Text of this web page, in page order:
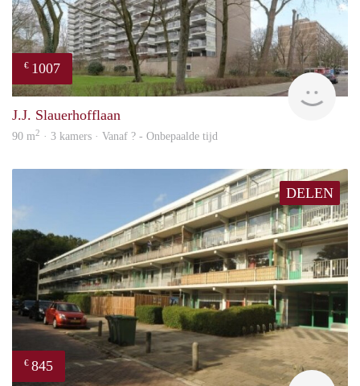
€ 1007
J.J. Slauerhofflaan
90 m2 · 3 kamers · Vanaf ? - Onbepaalde tijd
DELEN
€ 845